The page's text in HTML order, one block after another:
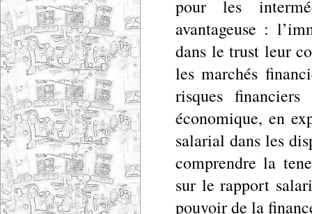
pour les
avantageuse :
dans le trust leur
les marchés
risques
économique, en
salarial dans les
comprendre la
sur le rapport
pouvoir de la